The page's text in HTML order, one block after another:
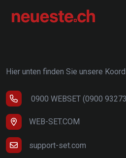
Hier unten finden Sie unsere
0900 WEBSET (0900
WEB-SET.COM
support-set.com